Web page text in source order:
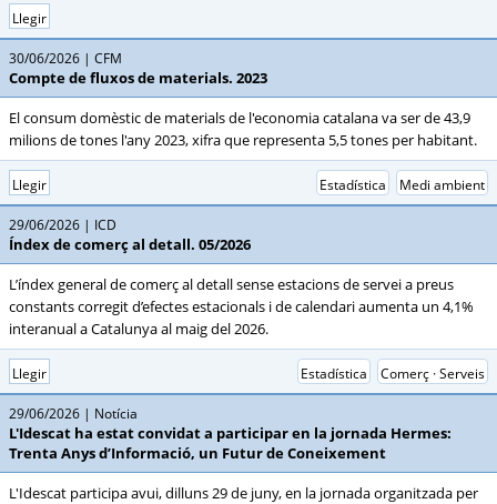
Llegir
30/06/2026 CFM
Compte de fluxos de materials. 2023
El consum domèstic de materials de l'economia catalana va ser de 43,9
milions de tones l'any 2023, xifra que representa 5,5 tones per habitant.
Llegir Medi ambient
Estadística
29/06/2026 ICD
Índex de comerç al detall. 05/2026
L’índex general de comerç al detall sense estacions de servei a preus
constants corregit d’efectes estacionals i de calendari aumenta un 4,1%
interanual a Catalunya al maig del 2026.
Llegir Comerç · Serveis
Estadística
29/06/2026 Notícia
L'Idescat ha estat convidat a participar en la jornada Hermes:
Trenta Anys d’Informació, un Futur de Coneixement
L'Idescat participa avui, dilluns 29 de juny, en la jornada organitzada per